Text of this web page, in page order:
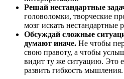
Решай нестандартные
головоломки, творческие
мозг искать нестандартные
Обсуждай сложные
думают иначе. Не чтобы
свою правоту, а чтобы
видит ту же ситуацию. Это
развить гибкость мышления.